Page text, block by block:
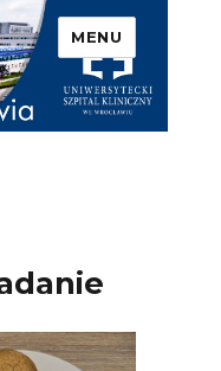
Szpital
–
zdrowia
MENU